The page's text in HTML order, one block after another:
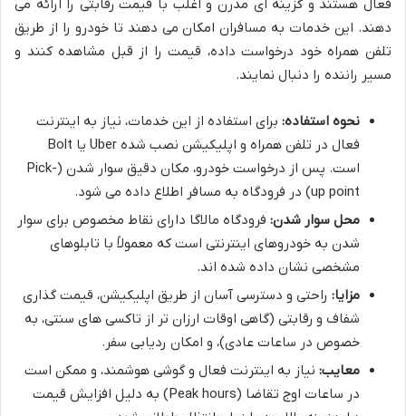
فعال هستند و گزینه ای مدرن و اغلب با قیمت رقابتی را ارائه می
دهند. این خدمات به مسافران امکان می دهند تا خودرو را از طریق
تلفن همراه خود درخواست داده، قیمت را از قبل مشاهده کنند و
مسیر راننده را دنبال نمایند.
نحوه استفاده: برای استفاده از این خدمات، نیاز به اینترنت
فعال در تلفن همراه و اپلیکیشن نصب شده Uber یا Bolt
است. پس از درخواست خودرو، مکان دقیق سوار شدن (Pick-
up point) در فرودگاه به مسافر اطلاع داده می شود.
محل سوار شدن: فرودگاه مالاگا دارای نقاط مخصوص برای سوار
شدن به خودروهای اینترنتی است که معمولاً با تابلوهای
مشخصی نشان داده شده اند.
مزایا: راحتی و دسترسی آسان از طریق اپلیکیشن، قیمت گذاری
شفاف و رقابتی (گاهی اوقات ارزان تر از تاکسی های سنتی، به
خصوص در ساعات عادی)، و امکان ردیابی سفر.
معایب: نیاز به اینترنت فعال و گوشی هوشمند، و ممکن است
در ساعات اوج تقاضا (Peak hours) به دلیل افزایش قیمت